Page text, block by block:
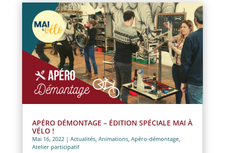
APÉRO DÉMONTAGE – ÉDITION SPÉCIALE MAI À
VÉLO !
Mai 16, 2022| Actualités, Animations, Apéro-démontage,
Atelier participatif